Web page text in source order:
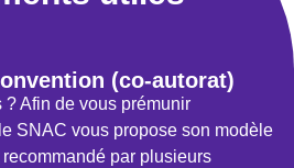
(co-autorat)
Afin de vous prémunir
SNAC vous propose son modèle
par plusieurs